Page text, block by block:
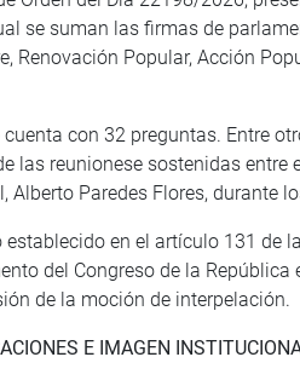
se suman las firmas de
Renovación Popular, Acción
con 32 preguntas. Entre
las reunionese sostenidas entre
Alberto Paredes Flores, durante
establecido en el artículo 131 de
del Congreso de la
de la moción de interpelación.
E IMAGEN